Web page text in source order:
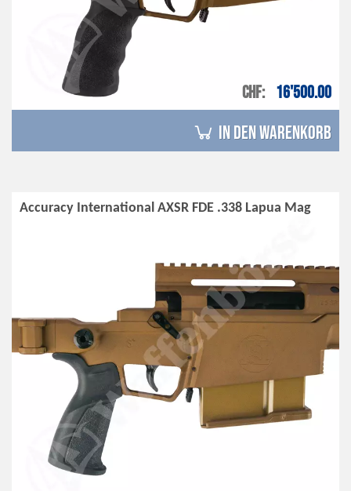
CHF 16'500.00
in den Warenkorb
Accuracy International AXSR FDE .338 Lapua Mag